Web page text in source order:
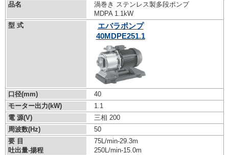
品名
渦巻き ステンレス製多段ポンプ
MDPA 1.1kW
型 式
エバラポンプ
40MDPE251.1
口径(mm)
40
モーター出力(kW)
1.1
電 源(V)
三相 200
周波数(Hz)
50
要 目
吐出量-揚程
75L/min-29.3m
250L/min-15.0m